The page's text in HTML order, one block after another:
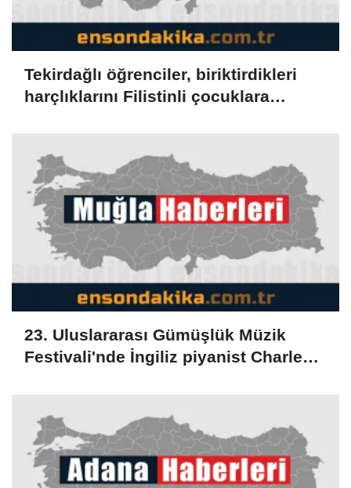
Tekirdağlı öğrenciler, biriktirdikleri
harçlıklarını Filistinli çocuklara
23. Uluslararası Gümüşlük Müzik
Festivali'nde İngiliz piyanist Charles